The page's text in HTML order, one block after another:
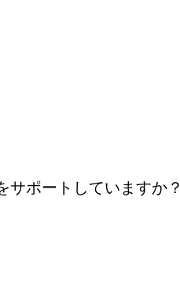
サポートしていますか？